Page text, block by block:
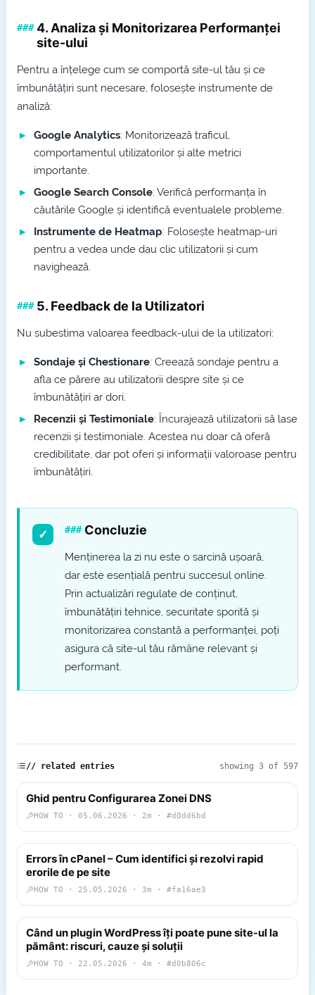
4. Analiza și Monitorizarea Performanței
site-ului
Pentru a înțelege cum se comportă site-ul tău și ce
îmbunătățiri sunt necesare, folosește instrumente de
analiză:
Google Analytics: Monitorizează traficul,
comportamentul utilizatorilor și alte metrici
importante.
Google Search Console: Verifică performanța în
căutările Google și identifică eventualele probleme.
Instrumente de Heatmap: Folosește heatmap-uri
pentru a vedea unde dau clic utilizatorii și cum
navighează.
5. Feedback de la Utilizatori
Nu subestima valoarea feedback-ului de la utilizatori:
Sondaje și Chestionare: Creează sondaje pentru a
afla ce părere au utilizatorii despre site și ce
îmbunătățiri ar dori.
Recenzii și Testimoniale: Încurajează utilizatorii să lase
recenzii și testimoniale. Acestea nu doar că oferă
credibilitate, dar pot oferi și informații valoroase pentru
îmbunătățiri.
Concluzie
Menținerea la zi nu este o sarcină ușoară,
dar este esențială pentru succesul online.
Prin actualizări regulate de conținut,
îmbunătățiri tehnice, securitate sporită și
monitorizarea constantă a performanței, poți
asigura că site-ul tău rămâne relevant și
performant.
// related entries showing 3 of 597
Ghid pentru Configurarea Zonei DNS
HOW TO · 05.06.2026 · 2m · #d0dd6bd
Errors în cPanel – Cum identifici și rezolvi rapid
erorile de pe site
HOW TO · 25.05.2026 · 3m · #fa16ae3
Când un plugin WordPress îți poate pune site-ul la
pământ: riscuri, cauze și soluții
HOW TO · 22.05.2026 · 4m · #d0b806c